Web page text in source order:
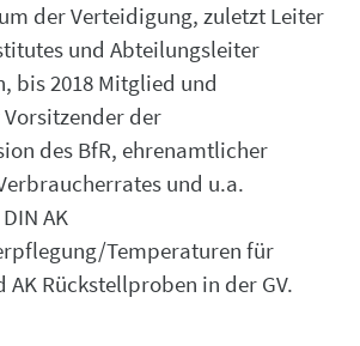
der Verteidigung, zuletzt Leiter
und Abteilungsleiter
bis 2018 Mitglied und
der
des BfR, ehrenamtlicher
und u.a.
AK
Temperaturen für
Rückstellproben in der GV.